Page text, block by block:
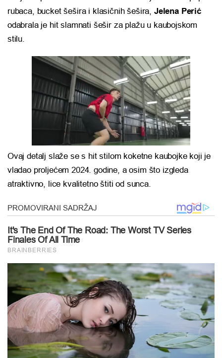
rubaca, bucket šešira i klasičnih šešira, Jelena Perić
odabrala je hit slamnati šešir za plažu u kaubojskom
stilu.
Ovaj detalj slaže se s hit stilom koketne kaubojke koji je
vladao proljećem 2024. godine, a osim što izgleda
atraktivno, lice kvalitetno štiti od sunca.